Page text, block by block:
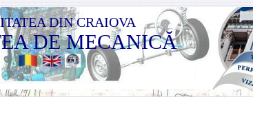
DIN CRAIOVA
DE MECANICĂ